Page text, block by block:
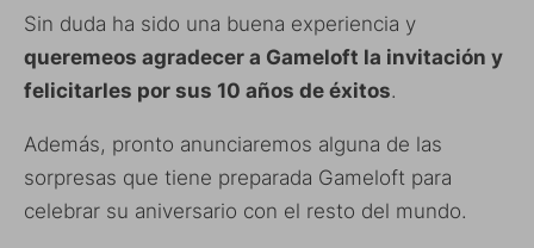
Sin duda ha sido una buena experiencia y
queremeos agradecer a Gameloft la invitación y
felicitarles por sus 10 años de éxitos.
Además, pronto anunciaremos alguna de las
sorpresas que tiene preparada Gameloft para
celebrar su aniversario con el resto del mundo.